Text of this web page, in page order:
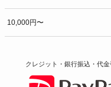
10,000円〜
クレジット・銀行振込・代